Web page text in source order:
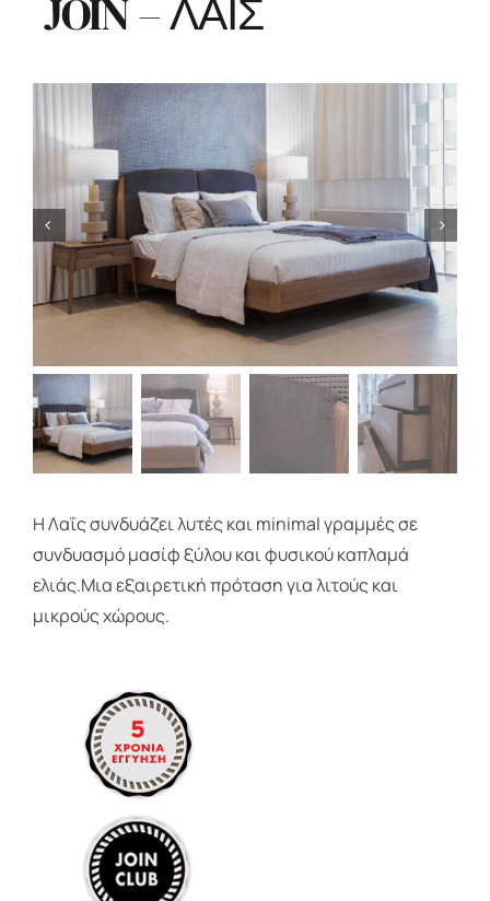
Διακόσμηση
Stock House
Επικοινωνία
Αναζήτηση
για:
JOIN – ΛΑΪ́Σ
Η Λαΐς συνδυάζει λυτές και minimal γραμμές σε
συνδυασμό μασίφ ξύλου και φυσικού καπλαμά
ελιάς.Μια εξαιρετική πρόταση για λιτούς και
μικρούς χώρους.